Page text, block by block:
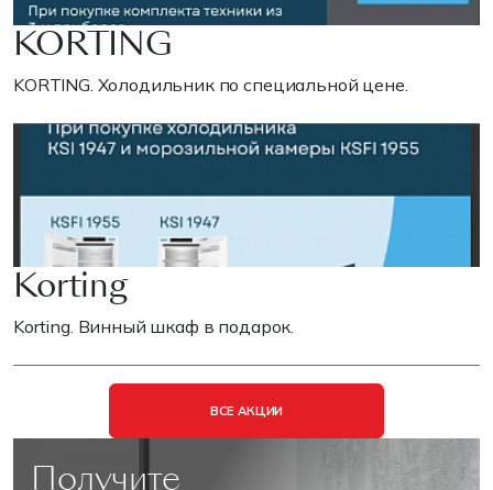
KORTING
KORTING. Холодильник по специальной цене.
Korting
Korting. Винный шкаф в подарок.
ВСЕ АКЦИИ
Получите